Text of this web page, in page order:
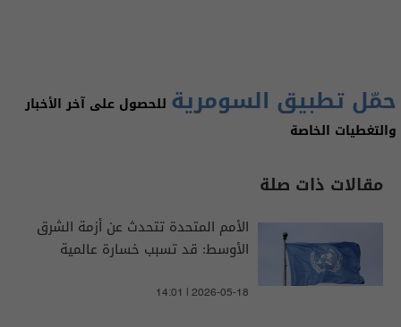
حمّل تطبيق السومرية للحصول على آخر الأخبار
والتغطيات الخاصة
مقالات ذات صلة
الأمم المتحدة تتحدث عن أزمة الشرق
الأوسط: قد تسبب خسارة عالمية
14:01 | 2026-05-18